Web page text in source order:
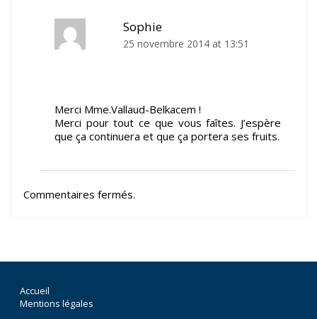
Sophie
25 novembre 2014 at 13:51
Merci Mme.Vallaud-Belkacem !
Merci pour tout ce que vous faîtes. J’espère
que ça continuera et que ça portera ses fruits.
Commentaires fermés.
Accueil
Mentions légales